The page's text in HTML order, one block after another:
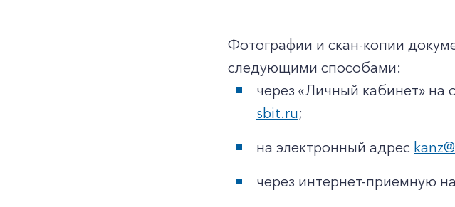
Фотографии и скан-копии
следующими способами:
через «Личный кабинет» на
sbit.ru;
на электронный адрес
через интернет-приемную